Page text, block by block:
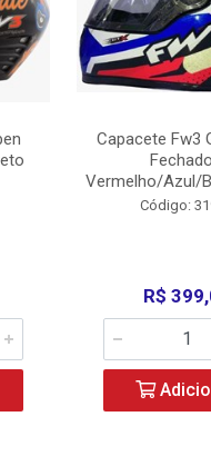
Capacete Fw3
Vermelho/Azul/
Código:
R$